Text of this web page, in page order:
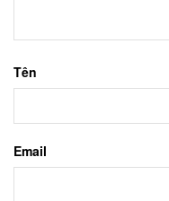
Tên
Email